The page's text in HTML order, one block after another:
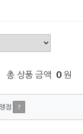
총 상품 금액 0 원
점 ?